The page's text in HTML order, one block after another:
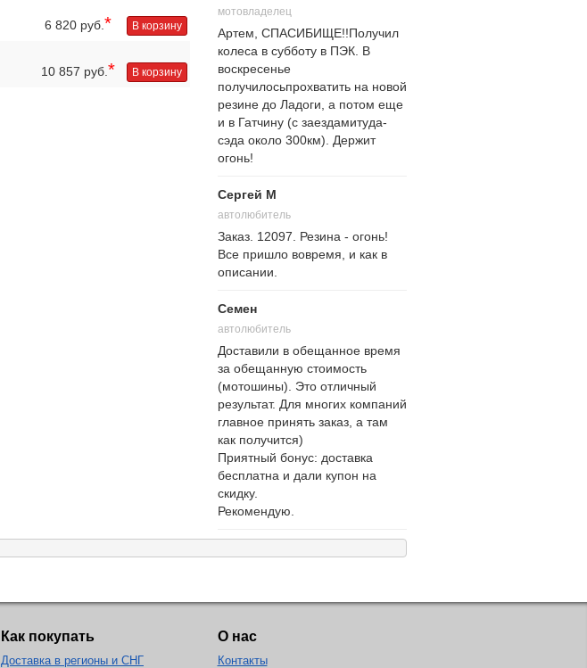
6 820 руб. * В корзину
10 857 руб. * В корзину
мотовладелец
Артем, СПАСИБИЩЕ!!Получил
колеса в субботу в ПЭК. В
воскресенье
получилосьпрохватить на новой
резине до Ладоги, а потом еще
и в Гатчину (с заездамитуда-
сэда около 300км). Держит
огонь!
Сергей М
автолюбитель
Заказ. 12097. Резина - огонь!
Все пришло вовремя, и как в
описании.
Семен
автолюбитель
Доставили в обещанное время
за обещанную стоимость
(мотошины). Это отличный
результат. Для многих компаний
главное принять заказ, а там
как получится)
Приятный бонус: доставка
бесплатна и дали купон на
скидку.
Рекомендую.
Как покупать
Доставка в регионы и СНГ
О нас
Контакты